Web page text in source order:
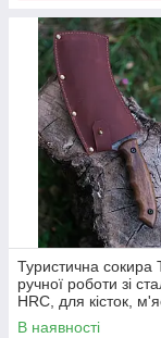
Туристична сокира
ручної роботи зі
HRC, для кісток,
овочів з чохлом у
В наявності